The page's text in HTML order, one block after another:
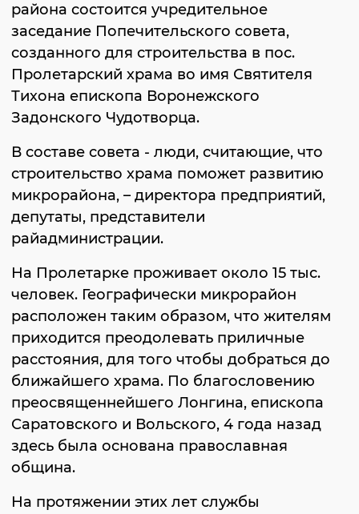
района состоится учредительное
заседание Попечительского совета,
созданного для строительства в пос.
Пролетарский храма во имя Святителя
Тихона епископа Воронежского
Задонского Чудотворца.
В составе совета - люди, считающие, что
строительство храма поможет развитию
микрорайона, – директора предприятий,
депутаты, представители
райадминистрации.
На Пролетарке проживает около 15 тыс.
человек. Географически микрорайон
расположен таким образом, что жителям
приходится преодолевать приличные
расстояния, для того чтобы добраться до
ближайшего храма. По благословению
преосвященнейшего Лонгина, епископа
Саратовского и Вольского, 4 года назад
здесь была основана православная
община.
На протяжении этих лет службы